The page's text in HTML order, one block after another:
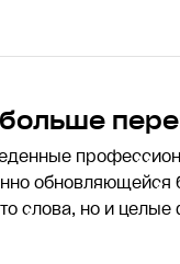
обновляющейся
слова, но и целые